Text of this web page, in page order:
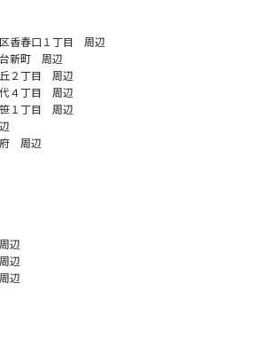
香春口１丁目 周辺
台新町 周辺
丘２丁目 周辺
代４丁目 周辺
笹１丁目 周辺
府 周辺
辺
辺
辺